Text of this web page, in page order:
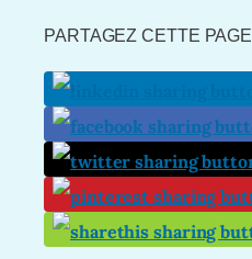
PARTAGEZ CETTE PAGE